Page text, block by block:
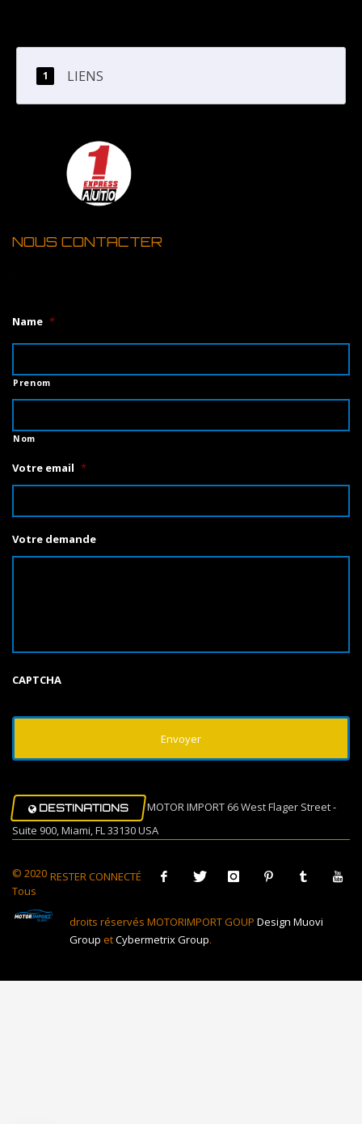
LIENS
NOUS CONTACTER
Name *
Prenom
Nom
Votre email *
Votre demande
CAPTCHA
DESTINATIONS
MOTOR IMPORT 66 West Flager Street -
Suite 900, Miami, FL 33130 USA
RESTER CONNECTÉ
© 2020
Tous
droits réservés MOTORIMPORT GOUP Design Muovi
Group etCybermetrix Group.